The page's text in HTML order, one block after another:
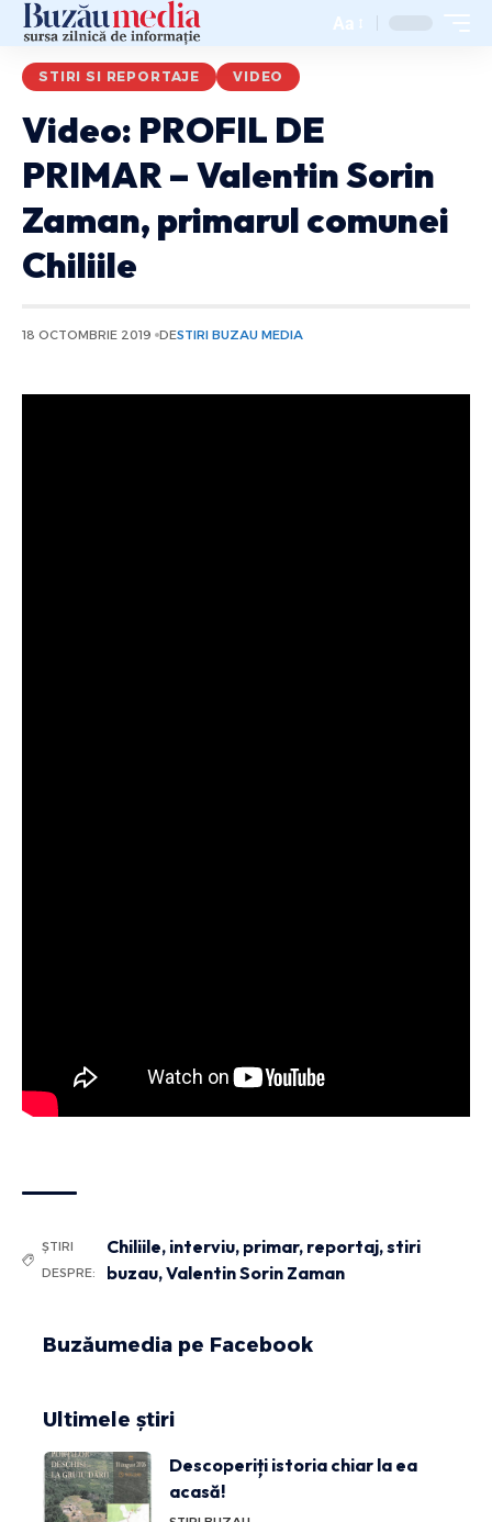
Aa
STIRI SI REPORTAJE VIDEO
Video: PROFIL DE
PRIMAR – Valentin Sorin
Zaman, primarul comunei
Chiliile
18 OCTOMBRIE 2019 DESTIRI BUZAU MEDIA
ȘTIRI
DESPRE:
Chiliile, interviu, primar, reportaj,stiri
buzau,Valentin Sorin Zaman
Buzăumedia pe Facebook
Ultimele știri
Descoperiți istoria chiar la ea
acasă!